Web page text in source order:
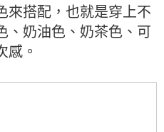
來搭配，也就是穿上不
、奶油色、奶茶色、可
感。